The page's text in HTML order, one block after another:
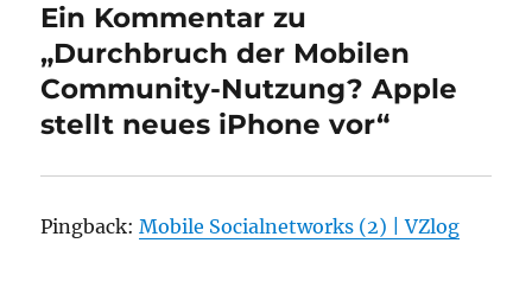
Ein Kommentar zu
„Durchbruch der Mobilen
Community-Nutzung? Apple
stellt neues iPhone vor“
Pingback:Mobile Socialnetworks (2) | VZlog